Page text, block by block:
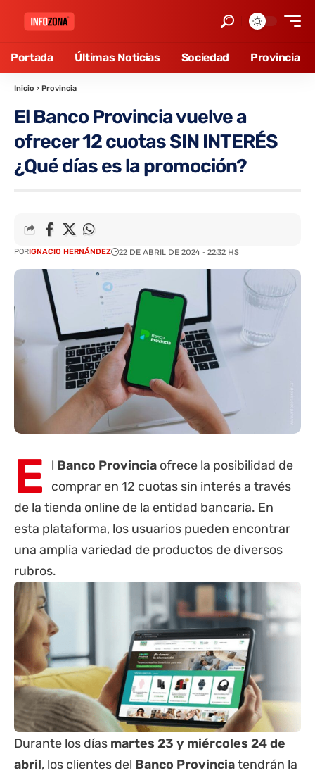
Portada Últimas Noticias Sociedad Provincia
Inicio › Provincia
El Banco Provincia vuelve a
ofrecer 12 cuotas SIN INTERÉS
¿Qué días es la promoción?
PORIGNACIO HERNÁNDEZ 22 DE ABRIL DE 2024 - 22:32 HS
E l Banco Provincia ofrece la posibilidad de
comprar en 12 cuotas sin interés a través
de la tienda online de la entidad bancaria. En
esta plataforma, los usuarios pueden encontrar
una amplia variedad de productos de diversos
rubros.
Durante los días martes 23 y miércoles 24 de
abril, los clientes del Banco Provinciatendrán la